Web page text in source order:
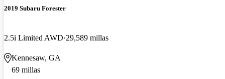
2019 Subaru Forester
2.5i Limited AWD 29,589 millas
Kennesaw, GA
69 millas